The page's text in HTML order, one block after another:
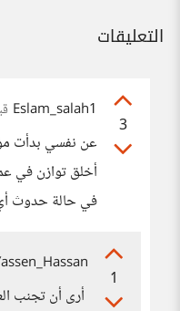
التعليقات
3
Eslam_salah1
عن نفسي بدأت
أخلق توازن في
في حالة حدوث
1
أرى أن تجنب